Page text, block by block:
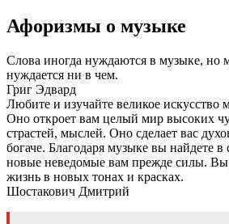
Афоризмы о музыке
Слова иногда нуждаются в музыке, но
нуждается ни в чем.
Григ Эдвард
Любите и изучайте великое искусство
Оно откроет вам целый мир высоких
страстей, мыслей. Оно сделает вас
богаче. Благодаря музыке вы найдете в
новые неведомые вам прежде силы. Вы
жизнь в новых тонах и красках.
Шостакович Дмитрий